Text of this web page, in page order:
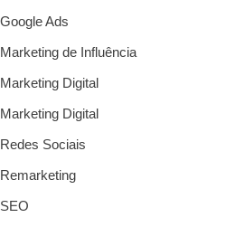
Google Ads
Marketing de Influência
Marketing Digital
Marketing Digital
Redes Sociais
Remarketing
SEO